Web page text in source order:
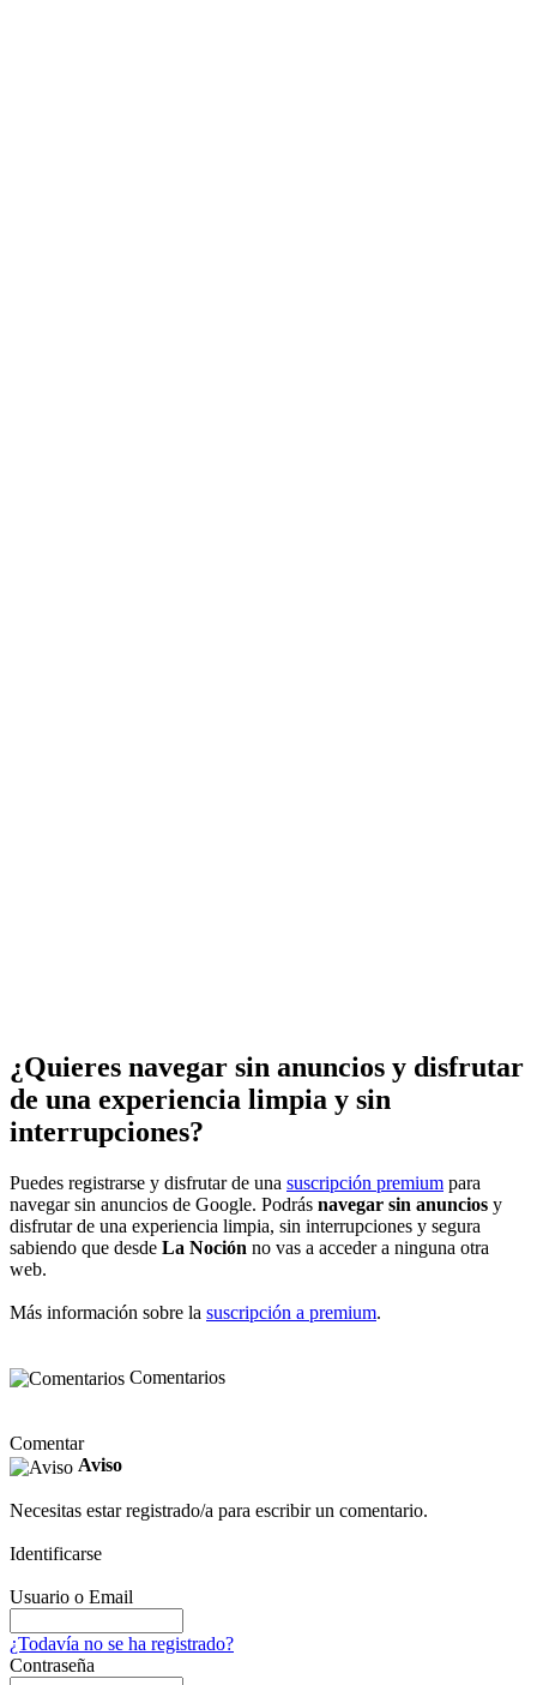
¿Quieres navegar sin anuncios y disfrutar
de una experiencia limpia y sin
interrupciones?
Puedes registrarse y disfrutar de una suscripción premium para
navegar sin anuncios de Google. Podrás navegar sin anuncios y
disfrutar de una experiencia limpia, sin interrupciones y segura
sabiendo que desde La Noción no vas a acceder a ninguna otra
web.
Más información sobre la suscripción a premium.
Comentarios
Comentar
Aviso
Necesitas estar registrado/a para escribir un comentario.
Identificarse
Usuario o Email
¿Todavía no se ha registrado?
Contraseña